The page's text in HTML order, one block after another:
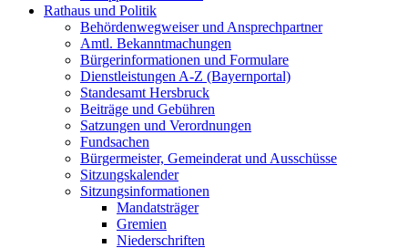
Rathaus und Politik
Behördenwegweiser und Ansprechpartner
Amtl. Bekanntmachungen
Bürgerinformationen und Formulare
Dienstleistungen A-Z (Bayernportal)
Standesamt Hersbruck
Beiträge und Gebühren
Satzungen und Verordnungen
Fundsachen
Bürgermeister, Gemeinderat und Ausschüsse
Sitzungskalender
Sitzungsinformationen
Mandatsträger
Gremien
Niederschriften